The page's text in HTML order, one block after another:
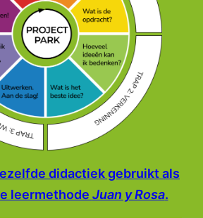
didactiek gebruikt als
leermethode Juan y Rosa.